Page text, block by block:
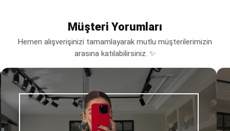
Müşteri Yorumları
Hemen alışverişinizi tamamlayarak mutlu müşterilerimizin
arasına katılabilirsiniz. ✨